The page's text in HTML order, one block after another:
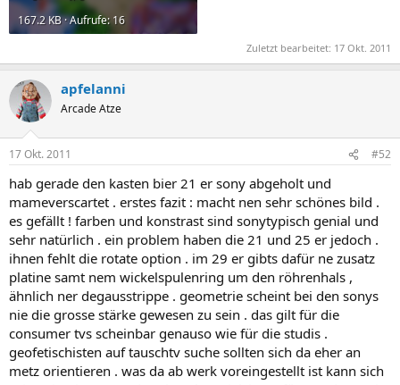
167.2 KB · Aufrufe: 16
Zuletzt bearbeitet: 17 Okt. 2011
apfelanni
Arcade Atze
17 Okt. 2011 #52
hab gerade den kasten bier 21 er sony abgeholt und
mameverscartet . erstes fazit : macht nen sehr schönes bild .
es gefällt ! farben und konstrast sind sonytypisch genial und
sehr natürlich . ein problem haben die 21 und 25 er jedoch .
ihnen fehlt die rotate option . im 29 er gibts dafür ne zusatz
platine samt nem wickelspulenring um den röhrenhals ,
ähnlich ner degausstrippe . geometrie scheint bei den sonys
nie die grosse stärke gewesen zu sein . das gilt für die
consumer tvs scheinbar genauso wie für die studis .
geofetischisten auf tauschtv suche sollten sich da eher an
metz orientieren . was da ab werk voreingestellt ist kann sich